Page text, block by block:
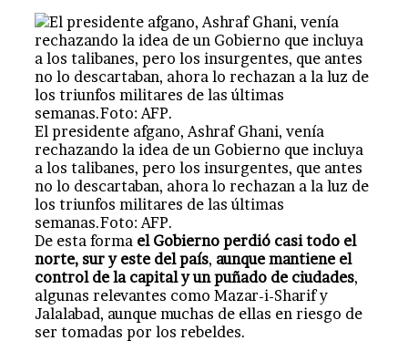
El presidente afgano, Ashraf Ghani, venía
rechazando la idea de un Gobierno que incluya
a los talibanes, pero los insurgentes, que antes
no lo descartaban, ahora lo rechazan a la luz de
los triunfos militares de las últimas
semanas.Foto: AFP.
De esta forma el Gobierno perdió casi todo el
norte, sur y este del país, aunque mantiene el
control de la capital y un puñado de ciudades,
algunas relevantes como Mazar-i-Sharif y
Jalalabad, aunque muchas de ellas en riesgo de
ser tomadas por los rebeldes.